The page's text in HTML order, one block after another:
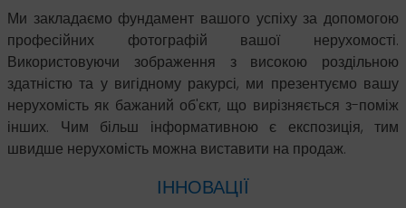
Ми закладаємо фундамент вашого успіху за допомогою
професійних фотографій вашої нерухомості.
Використовуючи зображення з високою роздільною
здатністю та у вигідному ракурсі, ми презентуємо вашу
нерухомість як бажаний об'єкт, що вирізняється з-поміж
інших. Чим більш інформативною є експозиція, тим
швидше нерухомість можна виставити на продаж.
ІННОВАЦІЇ